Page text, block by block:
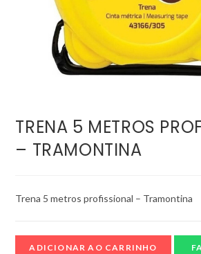
TRENA 5 METROS
– TRAMONTINA
Trena 5 metros profissional – Tramontina
ADICIONAR AO CARRINHO